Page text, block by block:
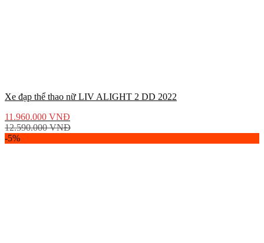
Xe đạp thể thao nữ LIV ALIGHT 2 DD 2022
11.960.000 VNĐ
12.590.000VNĐ
-5%